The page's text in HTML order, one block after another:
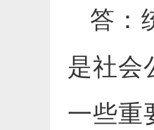
答：
是社会
一些重